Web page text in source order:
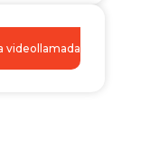
videollamada